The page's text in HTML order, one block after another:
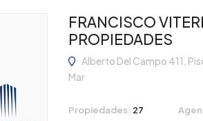
FRANCISCO VITERI
PROPIEDADES
Alberto Del Campo 411,
Mar
Propiedades: 27